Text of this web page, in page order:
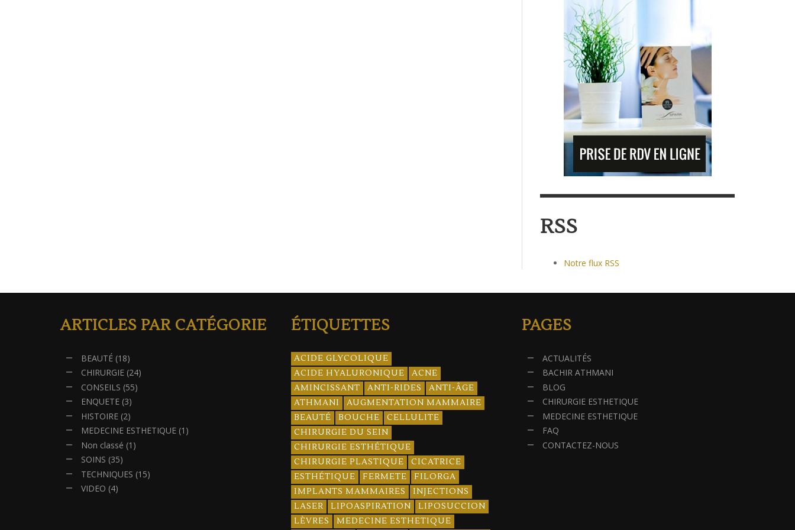
RSS
Notre flux RSS
ARTICLES PAR CATÉGORIE
BEAUTÉ (18)
CHIRURGIE (24)
CONSEILS (55)
ENQUETE (3)
HISTOIRE (2)
MEDECINE ESTHETIQUE (1)
Non classé (1)
SOINS (35)
TECHNIQUES (15)
VIDEO (4)
ÉTIQUETTES
ACIDE GLYCOLIQUE
ACIDE HYALURONIQUE
ACNE
AMINCISSANT
ANTI-RIDES
ANTI-ÂGE
ATHMANI
AUGMENTATION MAMMAIRE
BEAUTÉ
BOUCHE
CELLULITE
CHIRURGIE DU SEIN
CHIRURGIE ESTHÉTIQUE
CHIRURGIE PLASTIQUE
CICATRICE
ESTHÉTIQUE
FERMETE
FILORGA
IMPLANTS MAMMAIRES
INJECTIONS
LASER
LIPOASPIRATION
LIPOSUCCION
LÈVRES
MEDECINE ESTHETIQUE
PAGES
ACTUALITÉS
BACHIR ATHMANI
BLOG
CHIRURGIE ESTHETIQUE
MEDECINE ESTHETIQUE
FAQ
CONTACTEZ-NOUS